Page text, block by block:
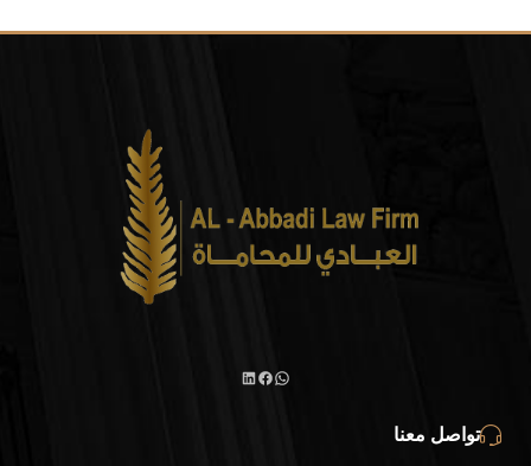
تواصل معنا